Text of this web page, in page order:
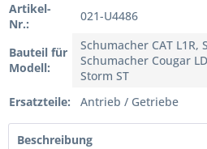
Artikel-
Nr.:
021-U4486
Bauteil für
Modell:
Schumacher CAT L1R,
Schumacher Cougar
Storm ST
Ersatzteile:
Antrieb / Getriebe
Beschreibung